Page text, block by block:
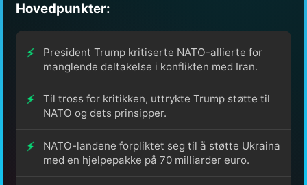
Hovedpunkter:
President Trump kritiserte NATO-allierte for
manglende deltakelse i konflikten med Iran.
Til tross for kritikken, uttrykte Trump støtte til
NATO og dets prinsipper.
NATO-landene forpliktet seg til å støtte Ukraina
med en hjelpepakke på 70 milliarder euro.